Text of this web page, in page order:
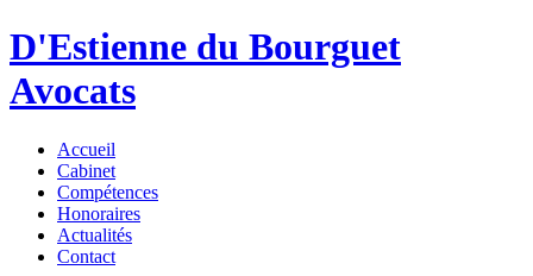
D'Estienne du Bourguet
Avocats
Accueil
Cabinet
Compétences
Honoraires
Actualités
Contact